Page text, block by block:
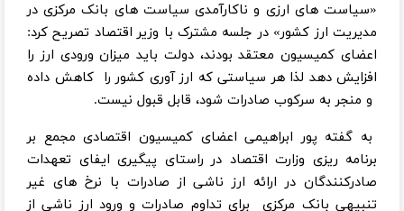
«سیاست های ارزی و ناکارآمدی سیاست های بانک مرکزی در
مدیریت ارز کشور» در جلسه مشترک با وزیر اقتصاد تصریح کرد:
اعضای کمیسیون معتقد بودند، دولت باید میزان ورودی ارز را
افزایش دهد لذا هر سیاستی که ارز آوری کشور را کاهش داده
و منجر به سرکوب صادرات شود، قابل قبول نیست.
به گفته پور ابراهیمی اعضای کمیسیون اقتصادی مجمع بر
برنامه ریزی وزارت اقتصاد در راستای پیگیری ایفای تعهدات
صادرکنندگان در ارائه ارز ناشی از صادرات با نرخ های غیر
تنبیهی بانک مرکزی برای تداوم صادرات و ورود ارز ناشی از